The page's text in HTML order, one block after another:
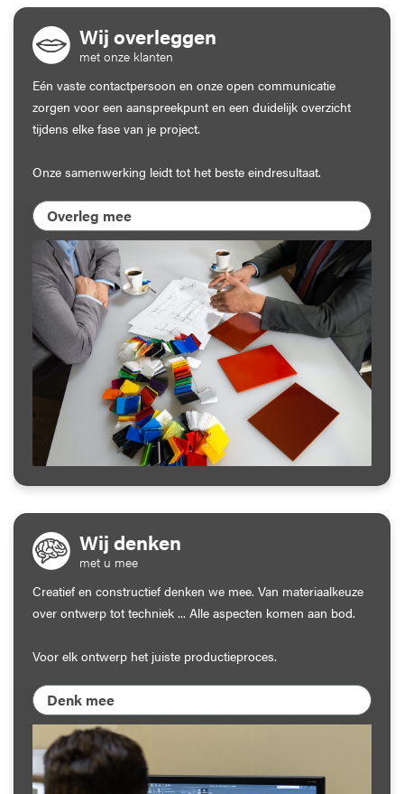
Wij overleggen
met onze klanten
Eén vaste contactpersoon en onze open communicatie
zorgen voor een aanspreekpunt en een duidelijk overzicht
tijdens elke fase van je project.
Onze samenwerking leidt tot het beste eindresultaat.
Overleg mee
Wij denken
met u mee
Creatief en constructief denken we mee. Van materiaalkeuze
over ontwerp tot techniek ... Alle aspecten komen aan bod.
Voor elk ontwerp het juiste productieproces.
Denk mee